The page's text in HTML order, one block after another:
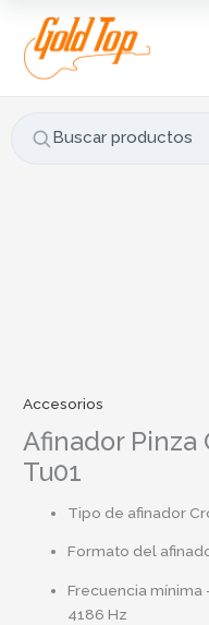
contenido
Buscar productos
u
s
Accesorios
Afinador Pinza
Tu01
Tipo de afinador
Formato del
Frecuencia mínima
4186 Hz